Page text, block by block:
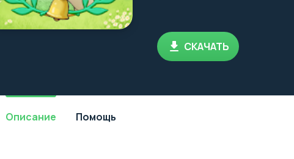
СКАЧАТЬ
Описание Помощь